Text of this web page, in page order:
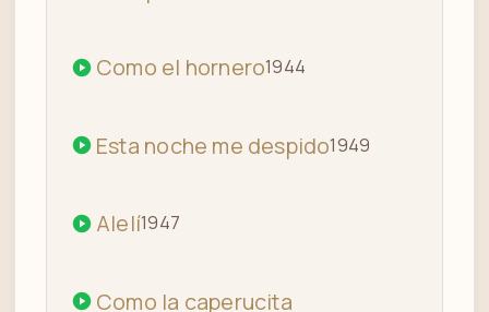
Como el hornero1944
Esta noche me despido1949
Alelí1947
Como la caperucita